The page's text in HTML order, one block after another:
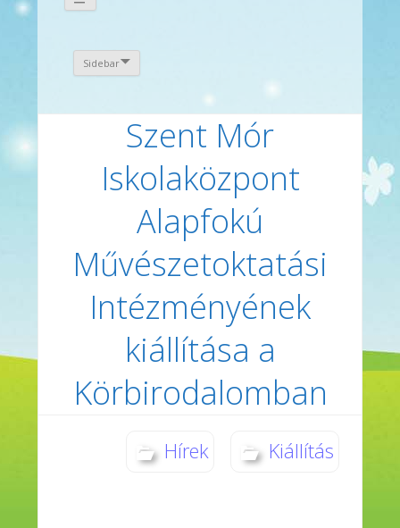
Sidebar
Szent Mór
Iskolaközpont
Alapfokú
Művészetoktatási
Intézményének
kiállítása a
Körbirodalomban
Hírek Kiállítás